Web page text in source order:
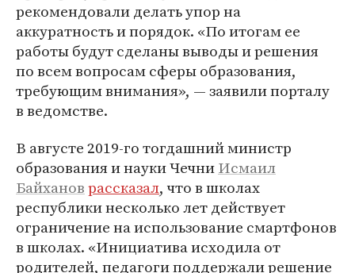
рекомендовали делать упор на
аккуратность и порядок. «По итогам ее
работы будут сделаны выводы и решения
по всем вопросам сферы образования,
требующим внимания», — заявили порталу
в ведомстве.
В августе 2019-го тогдашний министр
образования и науки ЧечниИсмаил
Байхановрассказал, что в школах
республики несколько лет действует
ограничение на использование смартфонов
в школах. «Инициатива исходила от
родителей, педагоги поддержали решение